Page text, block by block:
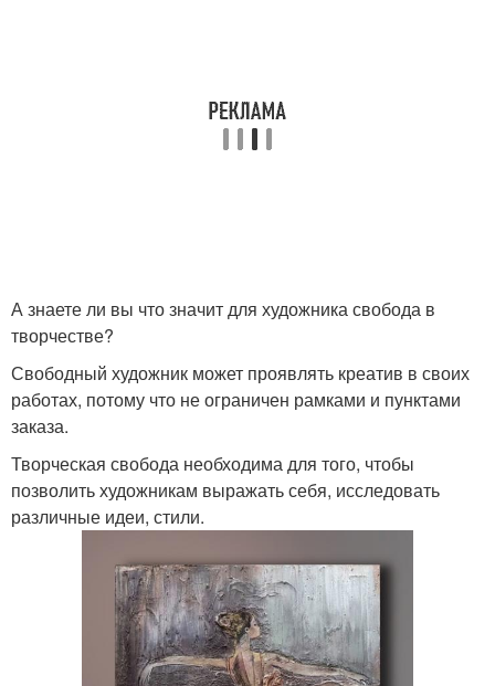
А знаете ли вы что значит для художника свобода в
творчестве?
Свободный художник может проявлять креатив в своих
работах, потому что не ограничен рамками и пунктами
заказа.
Творческая свобода необходима для того, чтобы
позволить художникам выражать себя, исследовать
различные идеи, стили.